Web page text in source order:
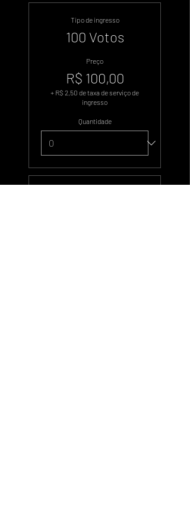
Tipo de ingresso
100 Votos
Preço
R$ 100,00
+ R$ 2,50 de taxa de serviço de
ingresso
Quantidade